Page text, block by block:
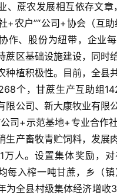
、蔗农发展相互依存文章
+农户”“公司+协会（互
作、股份为纽带，企业
蔗区基础设施建设，同时
种植积极性。目前，全县
个，甘蔗生产互助组
限公司、新大康牧业有限
司+示范基地+专业合作
生产畜牧青贮饲料，发展
万人。设置集体奖励，
每入榨一吨甘蔗，乡（
为全县村级集体经济增收